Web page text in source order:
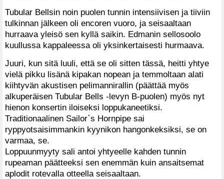
Tubular Bellsin noin puolen tunnin intensiivisen ja tiiviin
tulkinnan jälkeen oli encoren vuoro, ja seisaaltaan
hurraava yleisö sen kyllä saikin. Edmanin sellosoolo
kuullussa kappaleessa oli yksinkertaisesti hurmaava.
Juuri, kun sitä luuli, että se oli sitten tässä, heitti yhtye
vielä pikku lisänä kipakan nopean ja temmoltaan alati
kiihtyvän akustisen pelimannirallin (päättää myös
alkuperäisen Tubular Bells -levyn B-puolen) myös nyt
hienon konsertin iloiseksi loppukaneetiksi.
Traditionaalinen Sailor`s Hornpipe sai
ryppyotsaisimmankin kyynikon hangonkeksiksi, se on
varmaa, se.
Loppuunmyyty sali antoi yhtyeelle kahden tunnin
rupeaman päätteeksi sen enemmän kuin ansaitsemat
aplodit rotevalla otteella seisaaltaan.